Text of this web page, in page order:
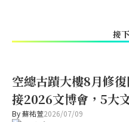
接
空總古蹟大樓8月修
接2026文博會，5大
By蘇祐萱2026/07/09